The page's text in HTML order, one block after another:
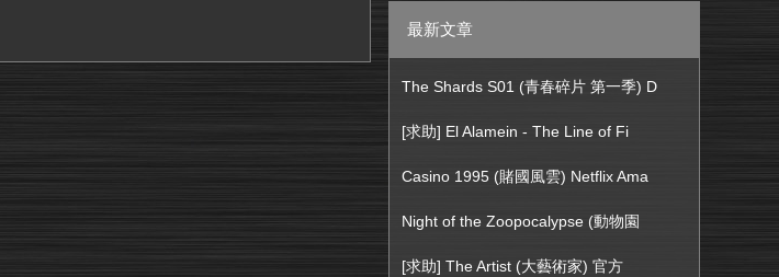
最新文章
The Shards S01 (青春碎片 第一季) D
[求助] El Alamein - The Line of Fi
Casino 1995 (賭國風雲) Netflix Ama
Night of the Zoopocalypse (動物園
[求助] The Artist (大藝術家) 官方